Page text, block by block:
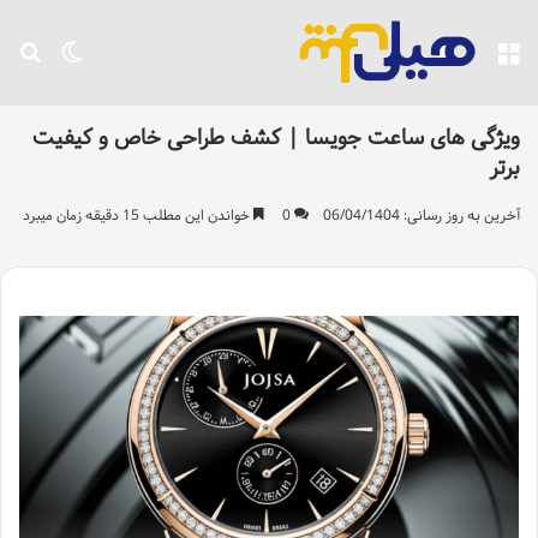
تغییر منو
ویژگی های ساعت جویسا | کشف طراحی خاص و کیفیت
برتر
آخرین به روز رسانی: 06/04/1404 0 خواندن این مطلب 15 دقیقه زمان میبرد